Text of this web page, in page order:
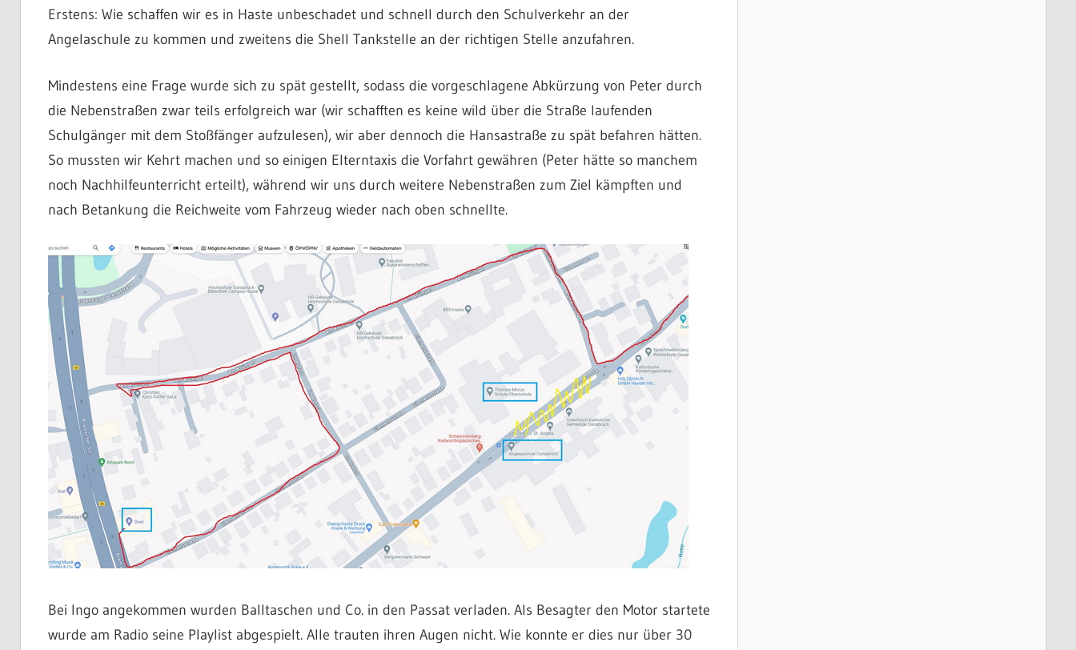
Erstens: Wie schaffen wir es in Haste unbeschadet und schnell durch den Schulverkehr an der
Angelaschule zu kommen und zweitens die Shell Tankstelle an der richtigen Stelle anzufahren.
Mindestens eine Frage wurde sich zu spät gestellt, sodass die vorgeschlagene Abkürzung von Peter durch
die Nebenstraßen zwar teils erfolgreich war (wir schafften es keine wild über die Straße laufenden
Schulgänger mit dem Stoßfänger aufzulesen), wir aber dennoch die Hansastraße zu spät befahren hätten.
So mussten wir Kehrt machen und so einigen Elterntaxis die Vorfahrt gewähren (Peter hätte so manchem
noch Nachhilfeunterricht erteilt), während wir uns durch weitere Nebenstraßen zum Ziel kämpften und
nach Betankung die Reichweite vom Fahrzeug wieder nach oben schnellte.
Bei Ingo angekommen wurden Balltaschen und Co. in den Passat verladen. Als Besagter den Motor startete
wurde am Radio seine Playlist abgespielt. Alle trauten ihren Augen nicht. Wie konnte er dies nur über 30